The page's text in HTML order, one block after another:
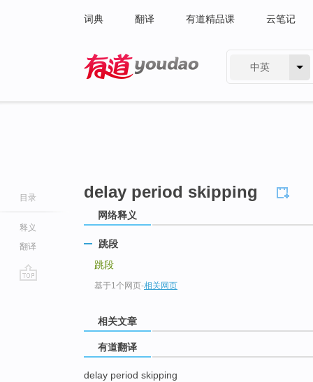
词典 翻译 有道精品课 云笔记
中英
目录
释义
翻译
delay period skipping
网络释义
跳段
跳段
基于1个网页-相关网页
相关文章
有道翻译
delay period skipping